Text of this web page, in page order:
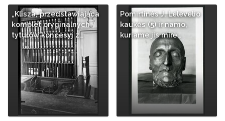
„Klisza, przedstawiająca
komplet oryginalnych
tytułów koncesyj z…
Pomirtinės J. Lelevelio
kaukės (5) ir namo,
kuriame jis mirė…